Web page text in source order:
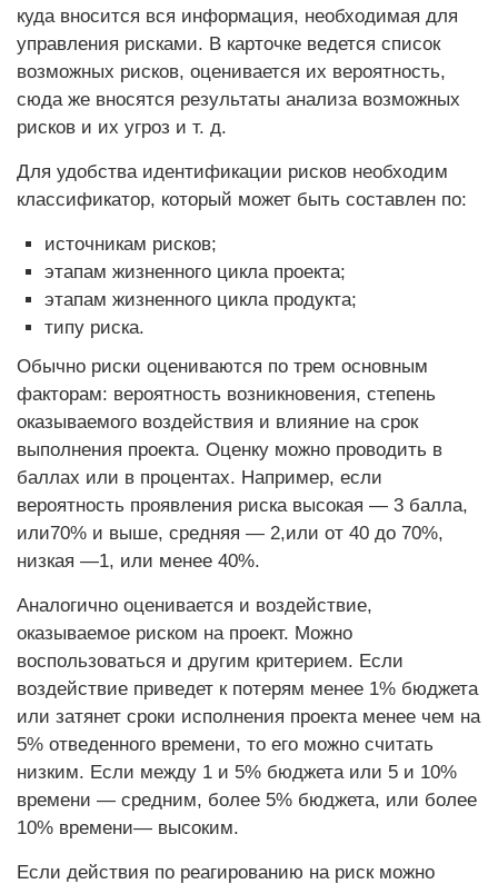
куда вносится вся информация, необходимая для
управления рисками. В карточке ведется список
возможных рисков, оценивается их вероятность,
сюда же вносятся результаты анализа возможных
рисков и их угроз и т. д.
Для удобства идентификации рисков необходим
классификатор, который может быть составлен по:
источникам рисков;
этапам жизненного цикла проекта;
этапам жизненного цикла продукта;
типу риска.
Обычно риски оцениваются по трем основным
факторам: вероятность возникновения, степень
оказываемого воздействия и влияние на срок
выполнения проекта. Оценку можно проводить в
баллах или в процентах. Например, если
вероятность проявления риска высокая — 3 балла,
или70% и выше, средняя — 2,или от 40 до 70%,
низкая —1, или менее 40%.
Аналогично оценивается и воздействие,
оказываемое риском на проект. Можно
воспользоваться и другим критерием. Если
воздействие приведет к потерям менее 1% бюджета
или затянет сроки исполнения проекта менее чем на
5% отведенного времени, то его можно считать
низким. Если между 1 и 5% бюджета или 5 и 10%
времени — средним, более 5% бюджета, или более
10% времени— высоким.
Если действия по реагированию на риск можно